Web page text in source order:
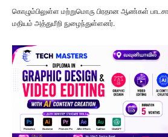
கொழும்பிலுள்ள மற்றுமொரு பிரதான ஆண்கள்
மதியம் அத்துமீறி நுழைந்துள்ளனர்.